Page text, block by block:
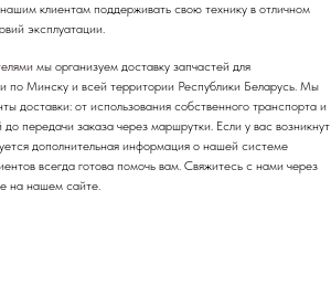
нашим клиентам поддерживать свою технику в отличном
эксплуатации.
мы организуем доставку запчастей для
по Минску и всей территории Республики Беларусь. Мы
доставки: от использования собственного транспорта и
до передачи заказа через маршрутки. Если у вас возникнут
дополнительная информация о нашей системе
всегда готова помочь вам. Свяжитесь с нами через
на нашем сайте.